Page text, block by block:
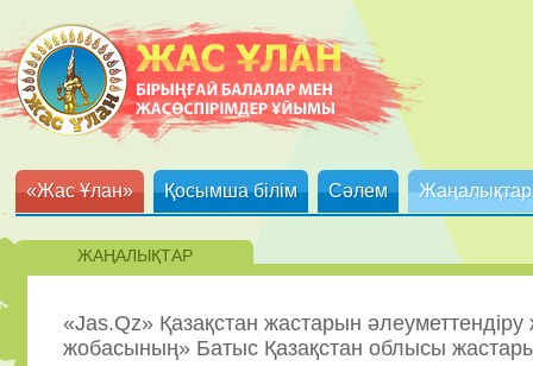
«Жас Ұлан» Қосымша білім Сәлем Жаңалықтар
ЖАҢАЛЫҚТАР
«Jas.Qz» Қазақстан жастарын
жобасының» Батыс Қазақстан облысы жастары